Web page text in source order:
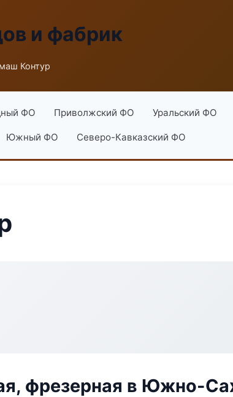
и фабрик
Контур
ФО Приволжский ФО Уральский ФО
Южный ФО Северо-Кавказский ФО
фрезерная в Южно-